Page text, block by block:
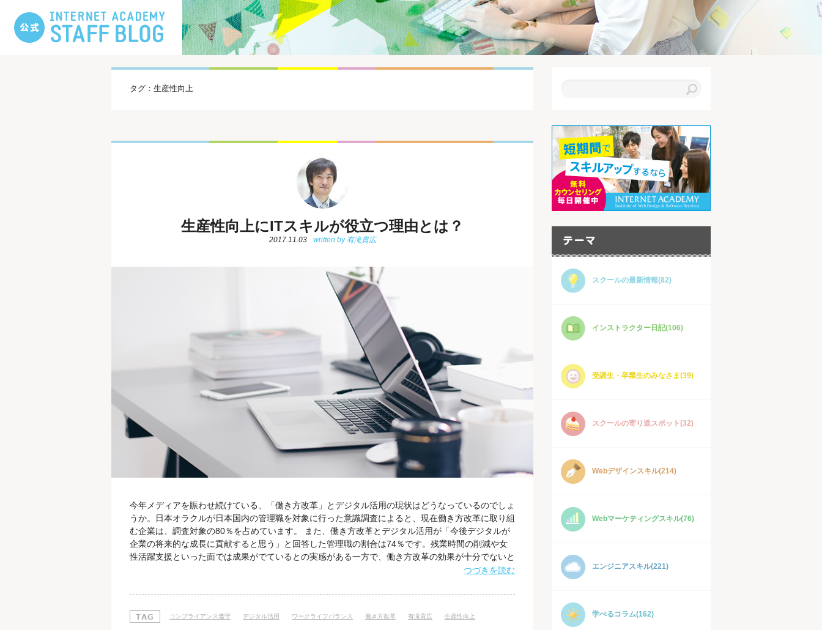
タグ：生産性向上
生産性向上にITスキルが役立つ理由とは？
2017.11.03
今年メディアを賑わせ続けている、「働き方改革」とデジタル活用の現状はどうなっているのでしょ
うか。日本オラクルが日本国内の管理職を対象に行った意識調査によると、現在働き方改革に取り組
む企業は、調査対象の80％を占めています。 また、働き方改革とデジタル活用が「今後デジタルが
企業の将来的な成長に貢献すると思う」と回答した管理職の割合は74％です。残業時間の削減や女
性活躍支援といった面では成果がでているとの実感がある一方で、働き方改革の効果が十分でないと
いう認識が約半数を占めるなど、まだまだ課題があることも明らかとなりました。 デジタル活用に
イフバランス」「コンプライアンス遵守」という認識が定着していること
つづきを読む
コンプライアンス遵守 デジタル活用 ワークライフバランス 働き方改革 有滝貴広 生産性向上
スクールの最新情報(82)
インストラクター日記(106)
受講生・卒業生のみなさま(39)
スクールの寄り道スポット(32)
Webデザインスキル(214)
Webマーケティングスキル(76)
エンジニアスキル(221)
学べるコラム(162)